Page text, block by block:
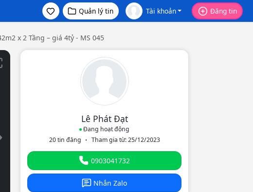
Quản lý tin Tài khoản Đăng tin
x 2 Tầng – giá 4tỷ - MS 045
tiếp theo
Lê Phát Đạt
Đang hoạt động
20 tin đăng
Tham gia từ: 25/12/2023
0903041732
Nhắn Zalo